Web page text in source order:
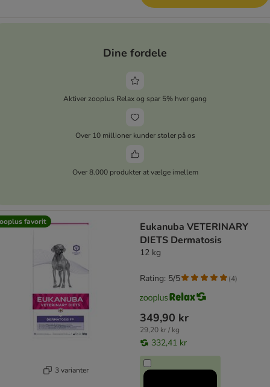
Dine fordele
Aktiver zooplus Relax og spar 5% hver gang
Over 10 millioner kunder stoler på os
Over 8.000 produkter at vælge imellem
favorit
3 varianter
Eukanuba VETERINARY
DIETS Dermatosis
12 kg
349,90 kr
29,20 kr / kg
332,41 kr
Rating: 5/5 (4)